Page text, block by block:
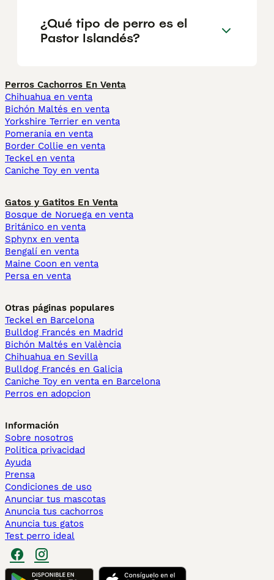
¿Qué tipo de perro es el
Pastor Islandés?
Perros Cachorros En Venta
Chihuahua en venta
Bichón Maltés en venta
Yorkshire Terrier en venta
Pomerania en venta
Border Collie en venta
Teckel en venta
Caniche Toy en venta
Gatos y Gatitos En Venta
Bosque de Noruega en venta
Británico en venta
Sphynx en venta
Bengalí en venta
Maine Coon en venta
Persa en venta
Otras páginas populares
Teckel en Barcelona
Bulldog Francés en Madrid
Bichón Maltés en València
Chihuahua en Sevilla
Bulldog Francés en Galicia
Caniche Toy en venta en Barcelona
Perros en adopcion
Información
Sobre nosotros
Politica privacidad
Ayuda
Prensa
Condiciones de uso
Anunciar tus mascotas
Anuncia tus cachorros
Anuncia tus gatos
Test perro ideal